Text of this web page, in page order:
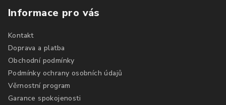
Informace pro vás
Kontakt
Doprava a platba
Obchodní podmínky
Podmínky ochrany osobních údajů
Věrnostní program
Garance spokojenosti